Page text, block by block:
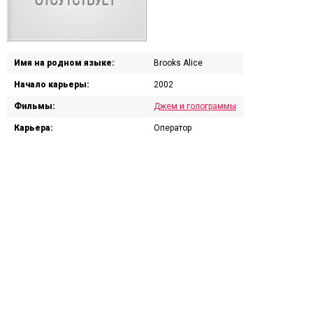
Имя на родном языке: Brooks Alice
Начало карьеры: 2002
Фильмы: Джем и голограммы
Карьера: Оператор